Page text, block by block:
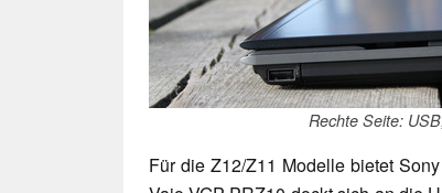
Rechte Seite:
Für die Z12/Z11 Modelle bietet